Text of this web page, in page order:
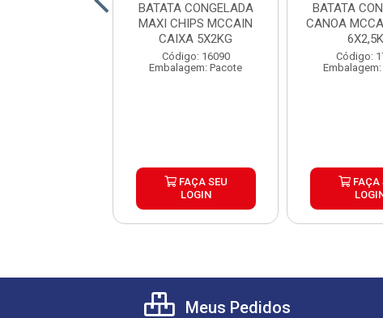
BATATA CONGELADA
MAXI CHIPS MCCAIN
CAIXA 5X2KG
Código: 16090
Embalagem: Pacote
FAÇA SEU
LOGIN
BATATA
CANOA
Código:
FAÇA
Meus Pedidos